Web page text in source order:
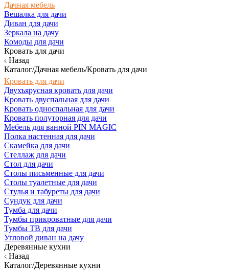
Дачная мебель
Вешалка для дачи
Диван для дачи
Зеркала на дачу
Комоды для дачи
Кровать для дачи
Назад
Каталог/Дачная мебель/Кровать для дачи
Кровать для дачи
Двухъярусная кровать для дачи
Кровать двуспальная для дачи
Кровать односпальная для дачи
Кровать полуторная для дачи
Мебель для ванной PIN MAGIC
Полка настенная для дачи
Скамейка для дачи
Стеллаж для дачи
Стол для дачи
Столы письменные для дачи
Столы туалетные для дачи
Стулья и табуреты для дачи
Сундук для дачи
Тумба для дачи
Тумбы прикроватные для дачи
Тумбы ТВ для дачи
Угловой диван на дачу
Деревянные кухни
Назад
Каталог/Деревянные кухни